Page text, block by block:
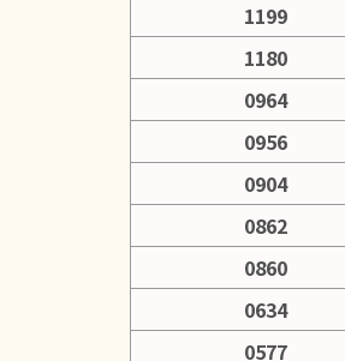
1199
1180
0964
0956
0904
0862
0860
0634
0577